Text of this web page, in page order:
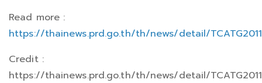
Read more :
https://thainews.prd.go.th/th/news/detail/
Credit :
https://thainews.prd.go.th/th/news/detail/